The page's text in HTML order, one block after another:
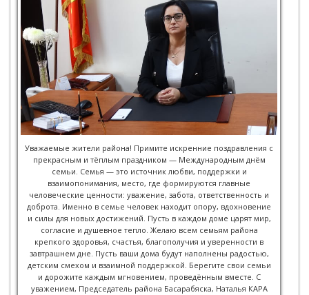
Уважаемые жители района! Примите искренние поздравления с
прекрасным и тёплым праздником — Международным днём
семьи. Семья — это источник любви, поддержки и
взаимопонимания, место, где формируются главные
человеческие ценности: уважение, забота, ответственность и
доброта. Именно в семье человек находит опору, вдохновение
и силы для новых достижений. Пусть в каждом доме царят мир,
согласие и душевное тепло. Желаю всем семьям района
крепкого здоровья, счастья, благополучия и уверенности в
завтрашнем дне. Пусть ваши дома будут наполнены радостью,
детским смехом и взаимной поддержкой. Берегите свои семьи
и дорожите каждым мгновением, проведённым вместе. С
уважением, Председатель района Басарабяска, Наталья КАРА